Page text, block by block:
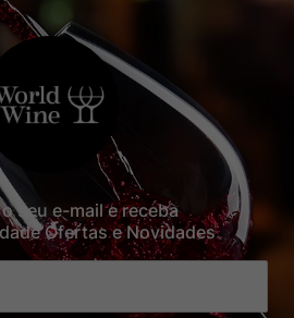
seu e-mail e receba
Ofertas e Novidades